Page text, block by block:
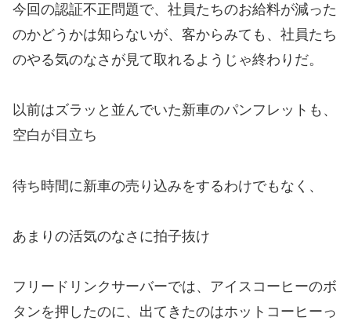
今回の認証不正問題で、社員たちのお給料が減った
のかどうかは知らないが、客からみても、社員たち
のやる気のなさが見て取れるようじゃ終わりだ。
以前はズラッと並んでいた新車のパンフレットも、
空白が目立ち
待ち時間に新車の売り込みをするわけでもなく、
あまりの活気のなさに拍子抜け
フリードリンクサーバーでは、アイスコーヒーのボ
タンを押したのに、出てきたのはホットコーヒーっ